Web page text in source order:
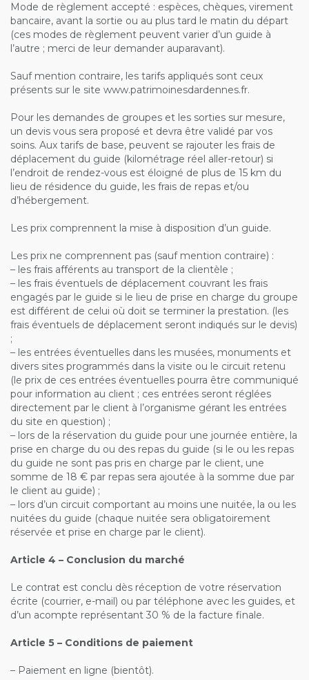
Mode de règlement accepté : espèces, chèques, virement
bancaire, avant la sortie ou au plus tard le matin du départ
(ces modes de règlement peuvent varier d’un guide à
l’autre ; merci de leur demander auparavant).
Sauf mention contraire, les tarifs appliqués sont ceux
présents sur le site www.patrimoinesdardennes.fr.
Pour les demandes de groupes et les sorties sur mesure,
un devis vous sera proposé et devra être validé par vos
soins. Aux tarifs de base, peuvent se rajouter les frais de
déplacement du guide (kilométrage réel aller-retour) si
l’endroit de rendez-vous est éloigné de plus de 15 km du
lieu de résidence du guide, les frais de repas et/ou
d’hébergement.
Les prix comprennent la mise à disposition d’un guide.
Les prix ne comprennent pas (sauf mention contraire) :
– les frais afférents au transport de la clientèle ;
– les frais éventuels de déplacement couvrant les frais
engagés par le guide si le lieu de prise en charge du groupe
est différent de celui où doit se terminer la prestation. (les
frais éventuels de déplacement seront indiqués sur le devis)
;
– les entrées éventuelles dans les musées, monuments et
divers sites programmés dans la visite ou le circuit retenu
(le prix de ces entrées éventuelles pourra être communiqué
pour information au client ; ces entrées seront réglées
directement par le client à l’organisme gérant les entrées
du site en question) ;
– lors de la réservation du guide pour une journée entière, la
prise en charge du ou des repas du guide (si le ou les repas
du guide ne sont pas pris en charge par le client, une
somme de 18 € par repas sera ajoutée à la somme due par
le client au guide) ;
– lors d’un circuit comportant au moins une nuitée, la ou les
nuitées du guide (chaque nuitée sera obligatoirement
réservée et prise en charge par le client).
Article 4 – Conclusion du marché
Le contrat est conclu dès réception de votre réservation
écrite (courrier, e-mail) ou par téléphone avec les guides, et
d’un acompte représentant 30 % de la facture finale.
Article 5 – Conditions de paiement
– Paiement en ligne (bientôt).